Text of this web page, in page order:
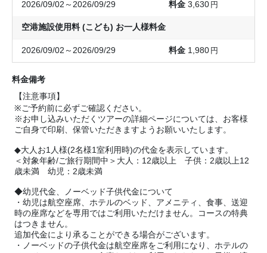
2026/09/02～2026/09/29 3,630 円
空港施設使用料 (こども) お一人様料金
2026/09/02～2026/09/29 1,980 円
料金備考
【注意事項】
※ご予約前に必ずご確認ください。
※お申し込みいただくツアーの詳細ページについては、お客様
ご自身で印刷、保管いただきますようお願いいたします。
◆大人お1人様(2名様1室利用時)の代金を表示しています。
＜対象年齢/ご旅行期間中＞大人：12歳以上 子供：2歳以上12
歳未満 幼児：2歳未満
◆幼児代金、ノーベッド子供代金について
・幼児は航空座席、ホテルのベッド、アメニティ、食事、送迎
時の座席などを専用ではご利用いただけません。コースの特典
はつきません。
追加代金により承ることができる場合がございます。
・ノーベッドの子供代金は航空座席をご利用になり、ホテルの